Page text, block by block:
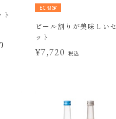
EC限定
ビール割りが美味しいセ
ット
¥7,720 税込